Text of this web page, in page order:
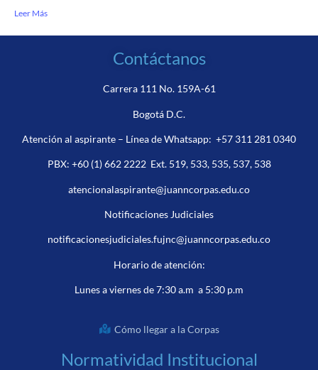
Leer Más
Contáctanos
Carrera 111 No. 159A-61
Bogotá D.C.
Atención al aspirante – Línea de Whatsapp: +57 311 281 0340
PBX: +60 (1) 662 2222Ext. 519, 533, 535, 537, 538
atencionalaspirante@juanncorpas.edu.co
Notificaciones Judiciales
notificacionesjudiciales.fujnc@juanncorpas.edu.co
Horario de atención:
Lunes a viernes de 7:30 a.m a 5:30 p.m
Cómo llegar a la Corpas
Normatividad Institucional